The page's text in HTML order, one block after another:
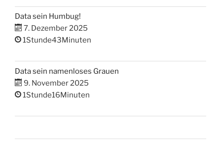
Data sein Humbug!
7. Dezember 2025
1Stunde43Minuten
Data sein namenloses Grauen
9. November 2025
1Stunde16Minuten